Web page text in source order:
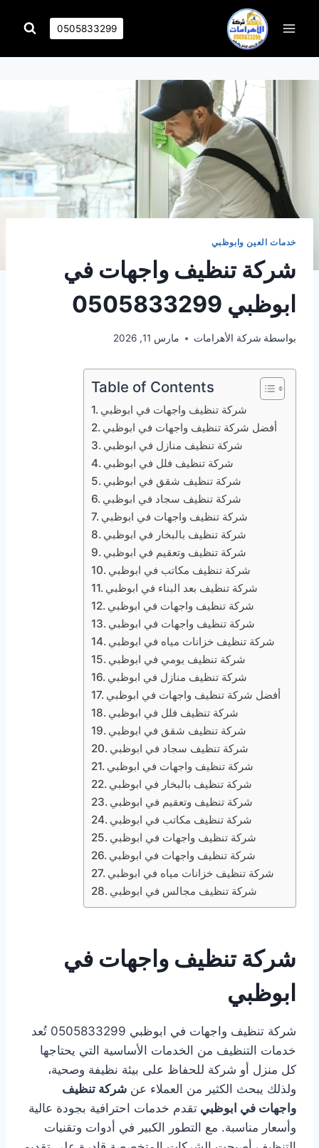
0505833299
خدمات العين وابوظبي
شركة تنظيف واجهات في
ابوظبي 0505833299
بواسطة شركة الأهرامات مارس 11, 2026
Table of Contents
شركة تنظيف واجهات في ابوظبي
أفضل شركة تنظيف واجهات في ابوظبي
شركة تنظيف منازل في ابوظبي
شركة تنظيف فلل في ابوظبي
شركة تنظيف شقق في ابوظبي
شركة تنظيف سجاد في ابوظبي
شركة تنظيف واجهات في ابوظبي
شركة تنظيف بالبخار في ابوظبي
شركة تنظيف وتعقيم في ابوظبي
شركة تنظيف مكاتب في ابوظبي
شركة تنظيف بعد البناء في ابوظبي
شركة تنظيف واجهات في ابوظبي
شركة تنظيف واجهات في ابوظبي
شركة تنظيف خزانات مياه في ابوظبي
شركة تنظيف يومي في ابوظبي
شركة تنظيف منازل في ابوظبي
أفضل شركة تنظيف واجهات في ابوظبي
شركة تنظيف فلل في ابوظبي
شركة تنظيف شقق في ابوظبي
شركة تنظيف سجاد في ابوظبي
شركة تنظيف واجهات في ابوظبي
شركة تنظيف بالبخار في ابوظبي
شركة تنظيف وتعقيم في ابوظبي
شركة تنظيف مكاتب في ابوظبي
شركة تنظيف واجهات في ابوظبي
شركة تنظيف واجهات في ابوظبي
شركة تنظيف خزانات مياه في ابوظبي
شركة تنظيف مجالس في ابوظبي
شركة تنظيف واجهات في
ابوظبي
شركة تنظيف واجهات في ابوظبي 0505833299 تُعد
خدمات التنظيف من الخدمات الأساسية التي يحتاجها
كل منزل أو شركة للحفاظ على بيئة نظيفة وصحية،
ولذلك يبحث الكثير من العملاء عن شركة تنظيف
واجهات في ابوظبي تقدم خدمات احترافية بجودة عالية
وأسعار مناسبة. مع التطور الكبير في أدوات وتقنيات